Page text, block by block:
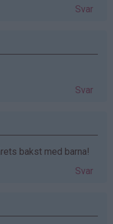
Svar
Svar
bakst med barna!
Svar